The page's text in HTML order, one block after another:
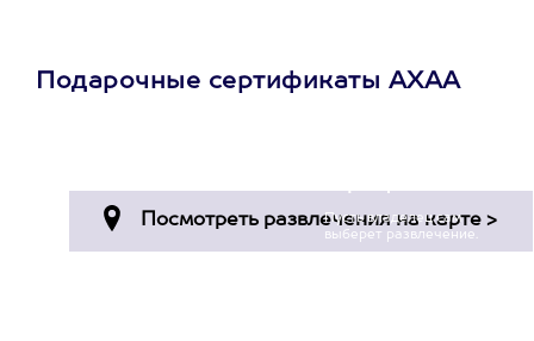
Подарочные сертификаты АХАА
Пусть владелец сам
выберет развлечение.